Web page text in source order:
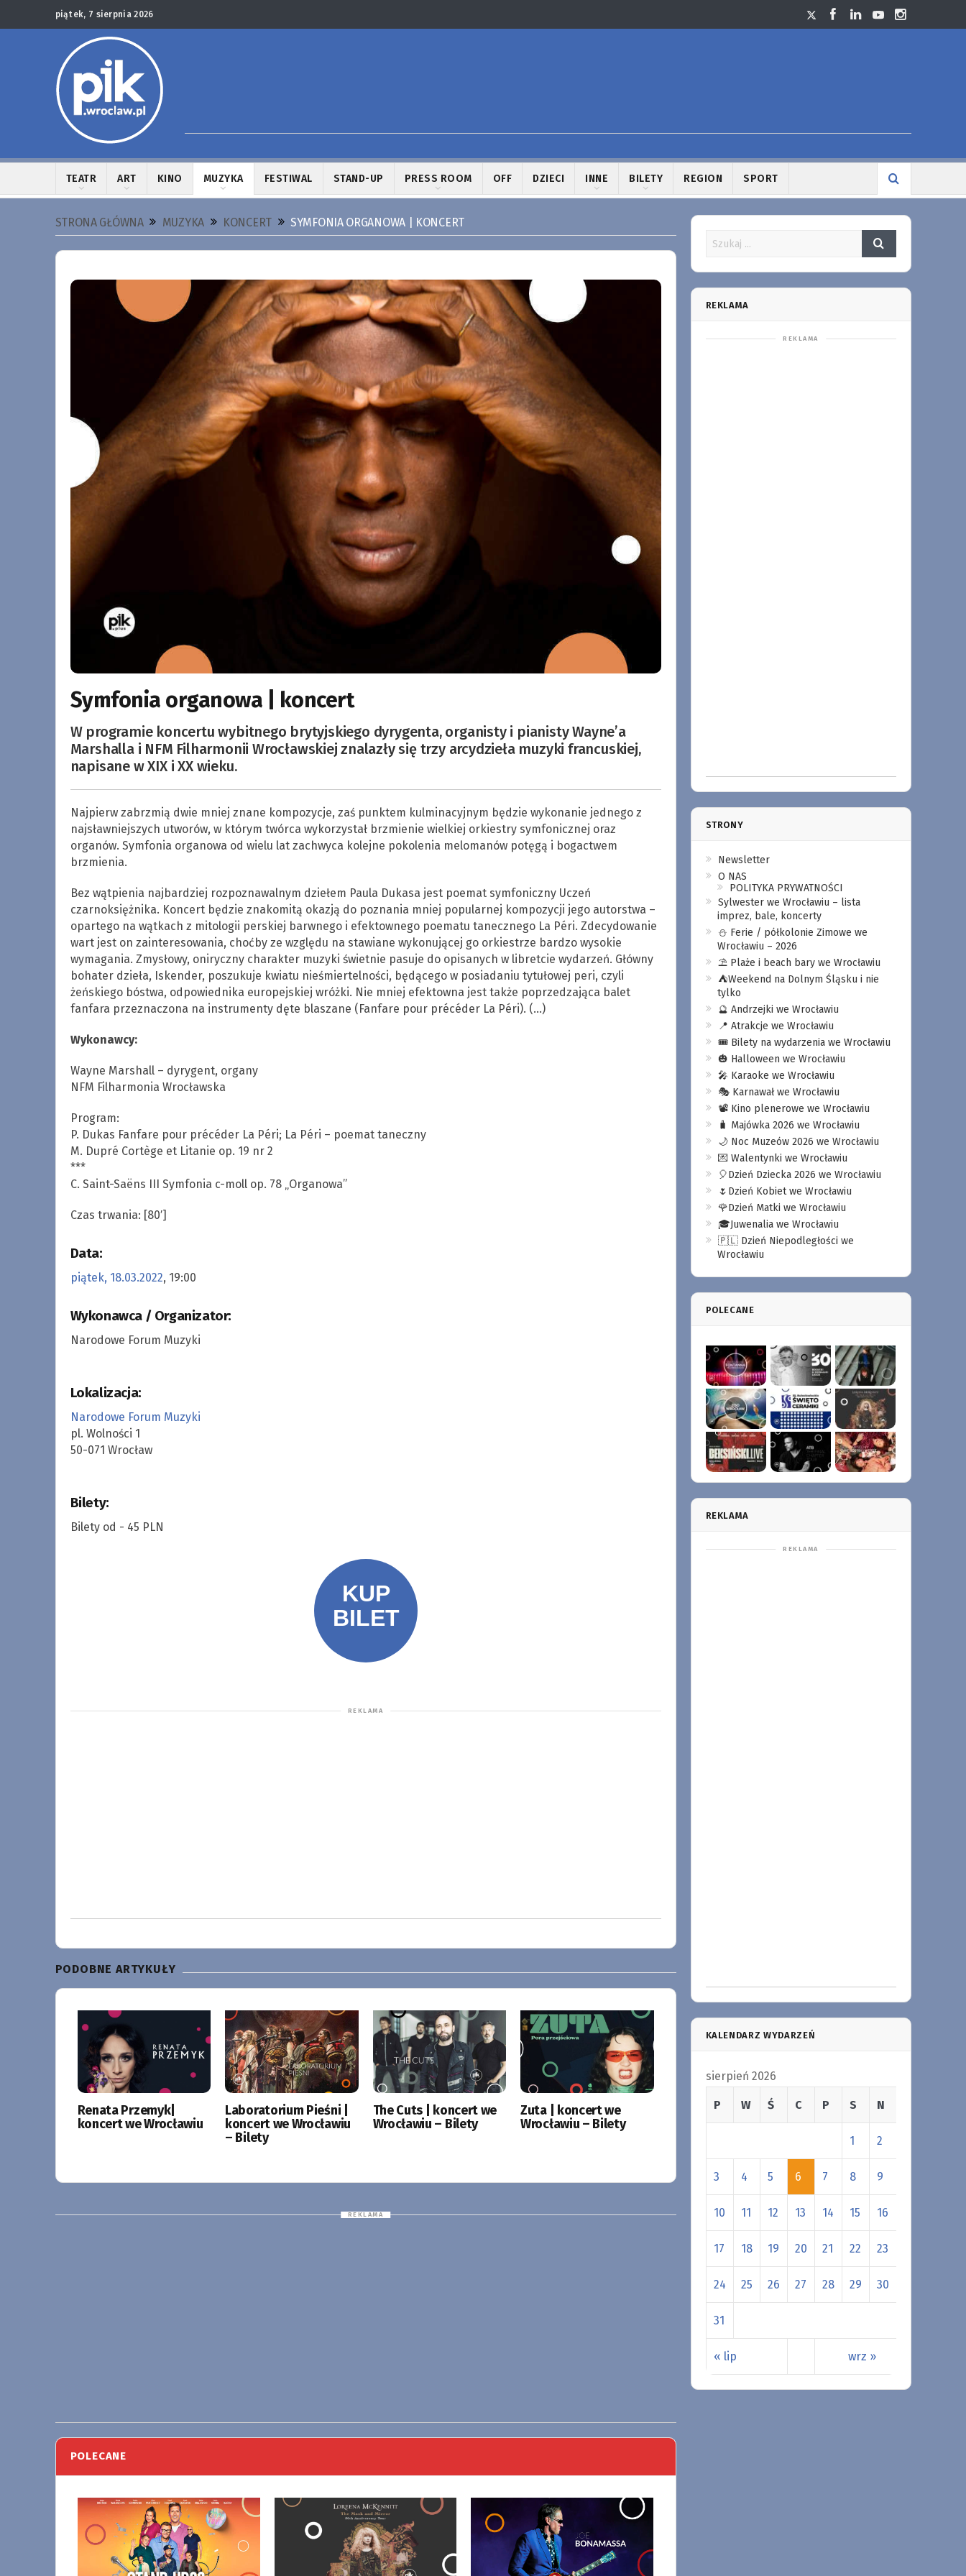
piątek, 7 sierpnia 2026
TEATR ART KINO MUZYKA FESTIWAL STAND-UP PRESS ROOM OFF DZIECI INNE BILETY REGION SPORT
STRONA GŁÓWNA MUZYKA KONCERT SYMFONIA ORGANOWA | KONCERT
Symfonia organowa | koncert
W programie koncertu wybitnego brytyjskiego dyrygenta, organisty i pianisty Wayne’a
Marshalla i NFM Filharmonii Wrocławskiej znalazły się trzy arcydzieła muzyki francuskiej,
napisane w XIX i XX wieku.
Najpierw zabrzmią dwie mniej znane kompozycje, zaś punktem kulminacyjnym będzie wykonanie jednego z
najsławniejszych utworów, w którym twórca wykorzystał brzmienie wielkiej orkiestry symfonicznej oraz
organów. Symfonia organowa od wielu lat zachwyca kolejne pokolenia melomanów potęgą i bogactwem
brzmienia.
Bez wątpienia najbardziej rozpoznawalnym dziełem Paula Dukasa jest poemat symfoniczny Uczeń
czarnoksiężnika. Koncert będzie znakomitą okazją do poznania mniej popularnej kompozycji jego autorstwa –
opartego na wątkach z mitologii perskiej barwnego i efektownego poematu tanecznego La Péri. Zdecydowanie
wart jest on zainteresowania, choćby ze względu na stawiane wykonującej go orkiestrze bardzo wysokie
wymagania. Zmysłowy, oniryczny charakter muzyki świetnie pasuje do opisanych w libretcie wydarzeń. Główny
bohater dzieła, Iskender, poszukuje kwiatu nieśmiertelności, będącego w posiadaniu tytułowej peri, czyli
żeńskiego bóstwa, odpowiednika europejskiej wróżki. Nie mniej efektowna jest także poprzedzająca balet
fanfara przeznaczona na instrumenty dęte blaszane (Fanfare pour précéder La Péri). (…)
Wykonawcy:
Wayne Marshall – dyrygent, organy
NFM Filharmonia Wrocławska
Program:
P. Dukas Fanfare pour précéder La Péri; La Péri – poemat taneczny
M. Dupré Cortège et Litanie op. 19 nr 2
***
C. Saint-Saëns III Symfonia c-moll op. 78 „Organowa”
Czas trwania: [80′]
Data:
piątek, 18.03.2022, 19:00
Wykonawca / Organizator:
Narodowe Forum Muzyki
Lokalizacja:
Narodowe Forum Muzyki
pl. Wolności 1
50-071 Wrocław
Bilety:
Bilety od - 45 PLN
PODOBNE ARTYKUŁY
Renata Przemyk|
koncert we Wrocławiu
Laboratorium Pieśni |
koncert we Wrocławiu
– Bilety
The Cuts | koncert we
Wrocławiu – Bilety
Zuta | koncert we
Wrocławiu – Bilety
POLECANE
REKLAMA
STRONY
Newsletter
O NAS
POLITYKA PRYWATNOŚCI
Sylwester we Wrocławiu – lista
imprez, bale, koncerty
⛄️ Ferie / półkolonie Zimowe we
Wrocławiu – 2026
⛱️ Plaże i beach bary we Wrocławiu
⛺️Weekend na Dolnym Śląsku i nie
tylko
🔮 Andrzejki we Wrocławiu
📍 Atrakcje we Wrocławiu
🎟️ Bilety na wydarzenia we Wrocławiu
🎃 Halloween we Wrocławiu
🎤 Karaoke we Wrocławiu
🎭 Karnawał we Wrocławiu
📽️ Kino plenerowe we Wrocławiu
🧳 Majówka 2026 we Wrocławiu
🌙 Noc Muzeów 2026 we Wrocławiu
💌 Walentynki we Wrocławiu
🎈Dzień Dziecka 2026 we Wrocławiu
🌷Dzień Kobiet we Wrocławiu
🌹Dzień Matki we Wrocławiu
🎓Juwenalia we Wrocławiu
🇵🇱 Dzień Niepodległości we
Wrocławiu
POLECANE
REKLAMA
KALENDARZ WYDARZEŃ
sierpień 2026
P W Ś C P S N
« lip wrz »
1 2
3 4 5 6 7 8 9
10 11 12 13 14 15 16
17 18 19 20 21 22 23
24 25 26 27 28 29 30
31